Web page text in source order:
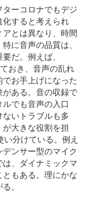
ーコロナでもデジ
すると考えられ
とは異なり、時間
に音声の品質は、
だ。例えば、
おき、音声の乱れ
お手上げになった
ある。音の収録で
でも音声の入口
ないトラブルも多
大きな役割を担
分けている。例え
ンサー型のマイク
、ダイナミックマ
ともある。理にかな
。